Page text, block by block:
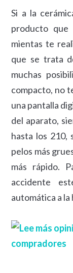
Si a la
producto
mientas te
que se trata
muchas
compacto, no
una pantalla
del aparato,
hasta los 210,
pelos más
más rápido.
accidente
automática a
compradores